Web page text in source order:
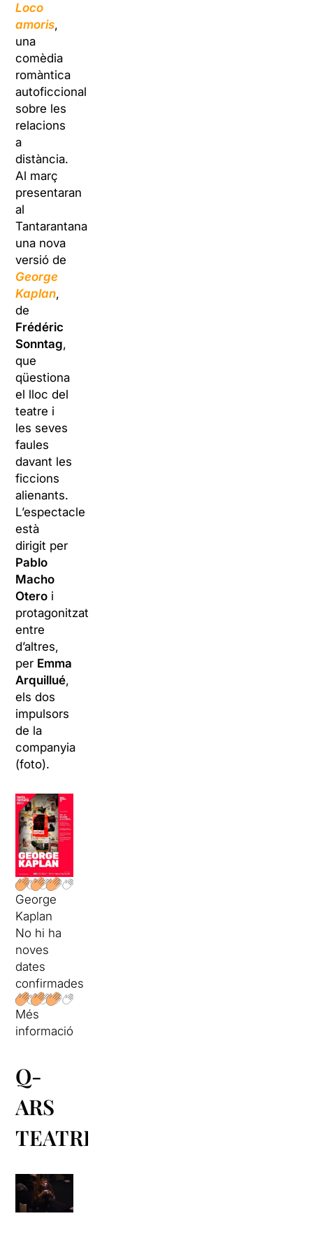
Loco
amoris,
una
comèdia
romàntica
autoficcional
sobre les
relacions
a
distància.
Al març
presentaran
al
Tantarantana
una nova
versió de
George
Kaplan,
de
Frédéric
Sonntag,
que
qüestiona
el lloc del
teatre i
les seves
faules
davant les
ficcions
alienants.
L’espectacle
està
dirigit per
Pablo
Macho
Otero i
protagonitzat,
entre
d’altres,
per Emma
Arquillué,
els dos
impulsors
de la
companyia
(foto).
George
Kaplan
No hi ha
noves
dates
confirmades
Més
informació
Q-
ARS
TEATRE